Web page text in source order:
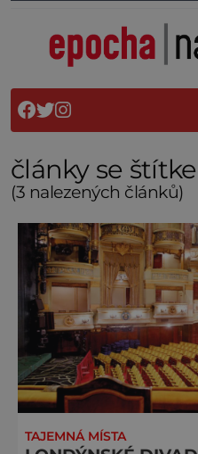
články se
(3 nalezených článků)
TAJEMNÁ MÍSTA